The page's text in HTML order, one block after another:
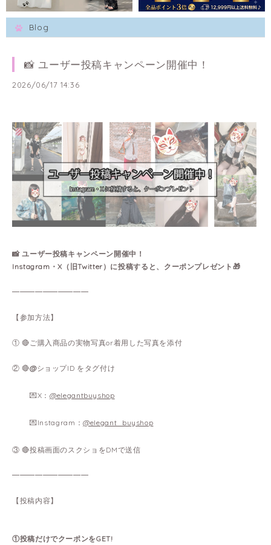
Blog
📸 ユーザー投稿キャンペーン開催中！
2026/06/17 14:36
📸 ユーザー投稿キャンペーン開催中！
Instagram・X（旧Twitter）に投稿すると、クーポンプレゼント🎁
━━━━━━━━━━
【参加方法】
① 🔴ご購入商品の実物写真or着用した写真を添付
② 🔴@ショップID をタグ付け
💌X：@elegantbuyshop
💌Instagram：@elegant_buyshop
③ 🔴投稿画面のスクショをDMで送信
━━━━━━━━━━
【投稿内容】
①投稿だけでクーポンをGET!